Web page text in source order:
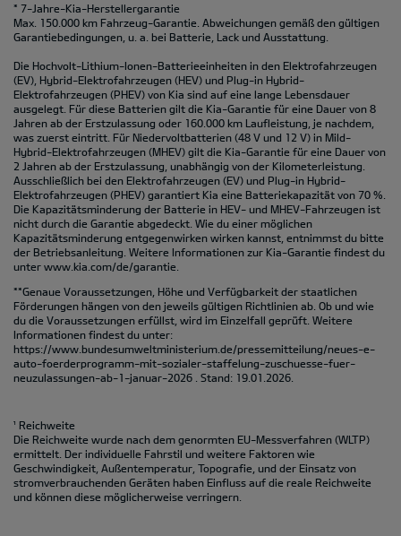
* 7-Jahre-Kia-Herstellergarantie
Max. 150.000 km Fahrzeug-Garantie. Abweichungen gemäß den gültigen
Garantiebedingungen, u. a. bei Batterie, Lack und Ausstattung.
Die Hochvolt-Lithium-Ionen-Batterieeinheiten in den Elektrofahrzeugen
(EV), Hybrid-Elektrofahrzeugen (HEV) und Plug-in Hybrid-
Elektrofahrzeugen (PHEV) von Kia sind auf eine lange Lebensdauer
ausgelegt. Für diese Batterien gilt die Kia-Garantie für eine Dauer von 8
Jahren ab der Erstzulassung oder 160.000 km Laufleistung, je nachdem,
was zuerst eintritt. Für Niedervoltbatterien (48 V und 12 V) in Mild-
Hybrid-Elektrofahrzeugen (MHEV) gilt die Kia-Garantie für eine Dauer von
2 Jahren ab der Erstzulassung, unabhängig von der Kilometerleistung.
Ausschließlich bei den Elektrofahrzeugen (EV) und Plug-in Hybrid-
Elektrofahrzeugen (PHEV) garantiert Kia eine Batteriekapazität von 70 %.
Die Kapazitätsminderung der Batterie in HEV- und MHEV-Fahrzeugen ist
nicht durch die Garantie abgedeckt. Wie du einer möglichen
Kapazitätsminderung entgegenwirken wirken kannst, entnimmst du bitte
der Betriebsanleitung. Weitere Informationen zur Kia-Garantie findest du
unter www.kia.com/de/garantie.
**Genaue Voraussetzungen, Höhe und Verfügbarkeit der staatlichen
Förderungen hängen von den jeweils gültigen Richtlinien ab. Ob und wie
du die Voraussetzungen erfüllst, wird im Einzelfall geprüft. Weitere
Informationen findest du unter:
https://www.bundesumweltministerium.de/pressemitteilung/neues-e-
auto-foerderprogramm-mit-sozialer-staffelung-zuschuesse-fuer-
neuzulassungen-ab-1-januar-2026 . Stand: 19.01.2026.
¹ Reichweite
Die Reichweite wurde nach dem genormten EU-Messverfahren (WLTP)
ermittelt. Der individuelle Fahrstil und weitere Faktoren wie
Geschwindigkeit, Außentemperatur, Topografie‚ und der Einsatz von
stromverbrauchenden Geräten haben Einfluss auf die reale Reichweite
und können diese möglicherweise verringern.